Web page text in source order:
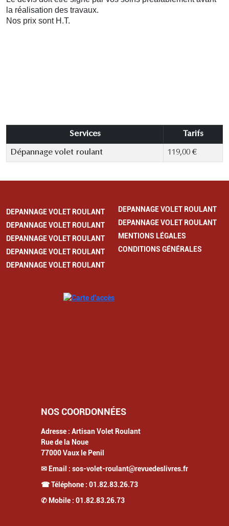
la réalisation des travaux.
Nos prix sont H.T.
Services Tarifs
Dépannage volet roulant 119,00 €
DEPANNAGE VOLET ROULANT
DEPANNAGE VOLET ROULANT
DEPANNAGE VOLET ROULANT
DEPANNAGE VOLET ROULANT
DEPANNAGE VOLET ROULANT
DEPANNAGE VOLET ROULANT
DEPANNAGE VOLET ROULANT
MENTIONS LÉGALES
CONDITIONS GÉNÉRALES
NOS COORDONNÉES
Adresse : Artisan Volet Roulant
Rue de la Noue
77000Vaux le Penil
✉ Email : sos-volet-roulant@revuedeslivres.fr
☎ Téléphone : 01.82.83.26.73
✆ Mobile : 01.82.83.26.73